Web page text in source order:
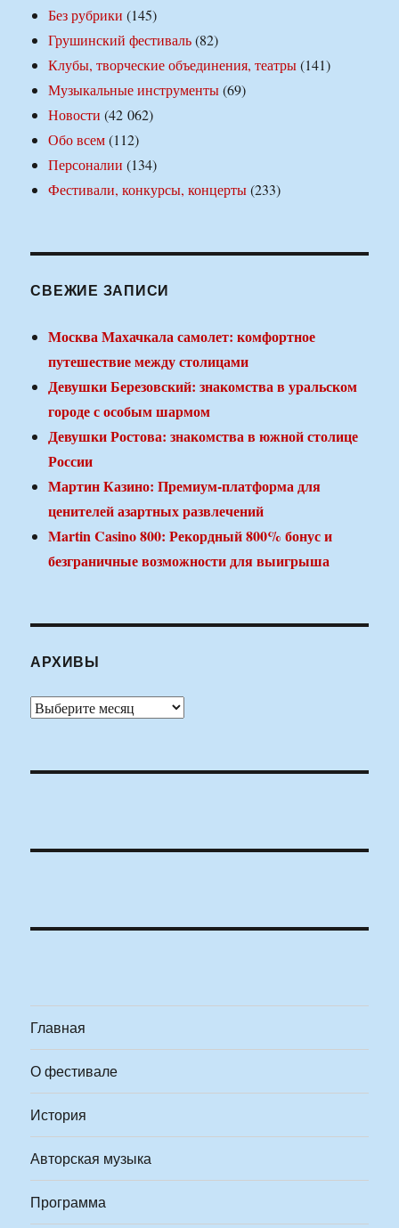
Без рубрики (145)
Грушинский фестиваль(82)
Клубы, творческие объединения, театры(141)
Музыкальные инструменты(69)
Новости (42 062)
Обо всем(112)
Персоналии (134)
Фестивали, конкурсы, концерты(233)
СВЕЖИЕ ЗАПИСИ
Москва Махачкала самолет: комфортное
путешествие между столицами
Девушки Березовский: знакомства в уральском
городе с особым шармом
Девушки Ростова: знакомства в южной столице
России
Мартин Казино: Премиум-платформа для
ценителей азартных развлечений
Martin Casino 800: Рекордный 800% бонус и
безграничные возможности для выигрыша
АРХИВЫ
Архивы
Главная
О фестивале
История
Авторская музыка
Программа